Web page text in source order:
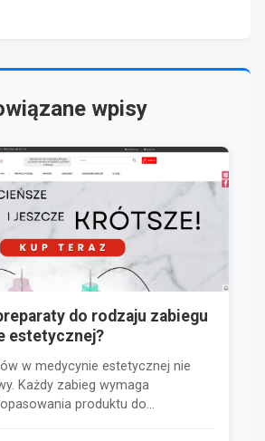
wpisy
do rodzaju zabiegu
estetycznej?
w medycynie estetycznej nie
Każdy zabieg wymaga
produktu do...